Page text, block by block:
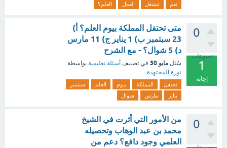
نعم
تنشغل العمل العلم؟
0
تصويتات
1
إجابة
متى تحتفل المملكة بيوم العلم؟ أ)
23 سبتمبر ب) 1 يناير ج) 11 مارس
د) 5 شوال؟ - مع الشرح
سُئل مايو 30 في تصنيف أسئلة تعليمية بواسطة
نورة المجتهدة
تحتفل المملكة بيوم العلم
سبتمبر
يناير
مارس شوال
0
من الأمور التي أثرت في الشيخ
محمد بن عبد الوهاب وتحصيله
العلمي وجود دافع؟ دعم من